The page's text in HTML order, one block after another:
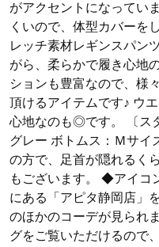
がアクセントになってい
くいので、体型カバーを
レッチ素材レギンスパン
がら、柔らかで履き心地
ションも豊富なので、様
頂けるアイテムです♪ ウ
心地なのも◎です。 〔ス
グレー ボトムス：Ｍサ
の方で、足首が隠れるく
もございます。 ◆アイコ
にある「アピタ静岡店」
のほかのコーデが見られ
グをご覧いただけるので